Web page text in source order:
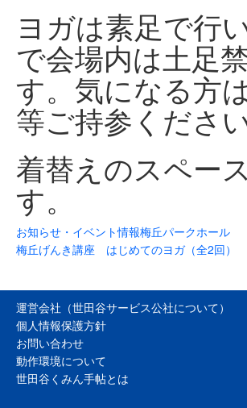
ヨガは素足で行
で会場内は土足
す。気になる方
等ご持参ください
着替えのスペー
す。
お知らせ・イベント情報梅丘パークホール
梅丘げんき講座 はじめてのヨガ（全2回）
運営会社（世田谷サービス公社について）
個人情報保護方針
お問い合わせ
動作環境について
世田谷くみん手帖とは